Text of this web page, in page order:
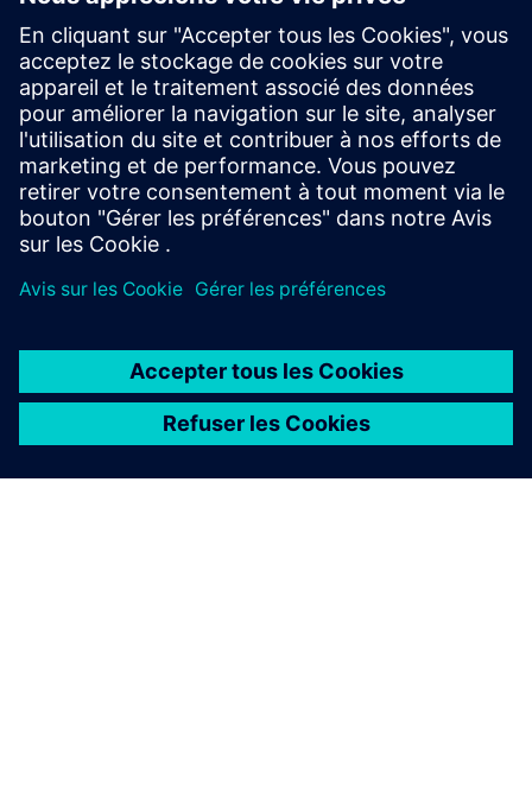
Consultez notre tableau d'aperçu pratique pour en savoir
plus sur les allergènes et les additifs dans nos aliments.
Cliquez sur l'un des liens suivants pour ouvrir le tableau et
vous assurer que la sélection répond à vos besoins :
Indication : Allergènes et substances auxiliaires - Français
Connaisance : Allergènes et substances auxiliaires - Anglais